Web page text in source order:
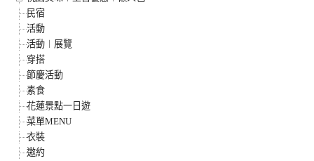
民宿
活動
活動︱展覽
穿搭
節慶活動
素食
花蓮景點一日遊
菜單MENU
衣裝
邀約